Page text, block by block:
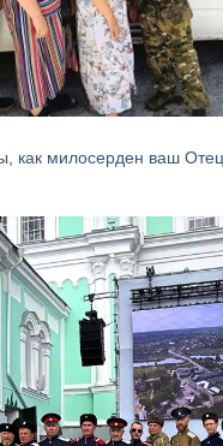
как милосерден ваш